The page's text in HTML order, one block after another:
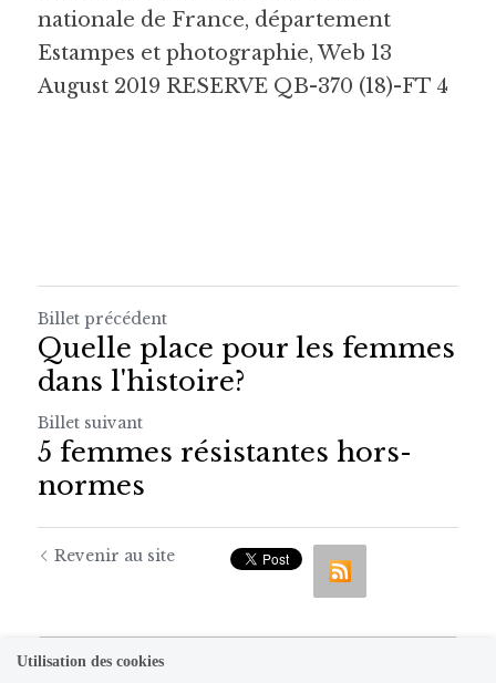
nationale de France, département
Estampes et photographie, Web 13
August 2019 RESERVE QB-370 (18)-FT 4
Billet précédent
Quelle place pour les femmes
dans l'histoire?
Billet suivant
5 femmes résistantes hors-
normes
Revenir au site
Utilisation des cookies